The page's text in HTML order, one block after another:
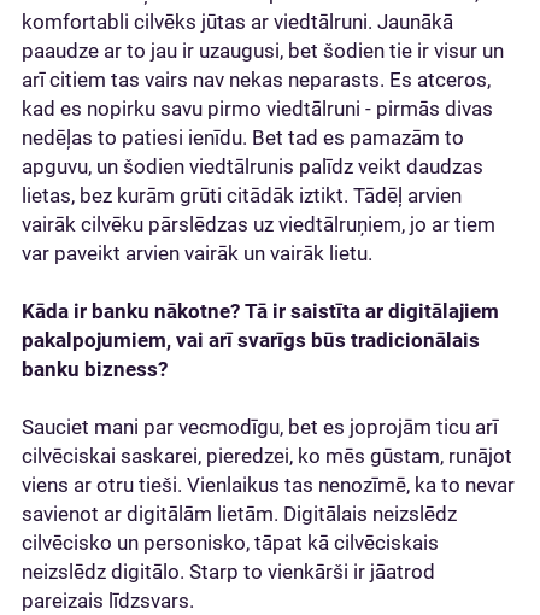
komfortabli cilvēks jūtas ar viedtālruni. Jaunākā
paaudze ar to jau ir uzaugusi, bet šodien tie ir visur un
arī citiem tas vairs nav nekas neparasts. Es atceros,
kad es nopirku savu pirmo viedtālruni - pirmās divas
nedēļas to patiesi ienīdu. Bet tad es pamazām to
apguvu, un šodien viedtālrunis palīdz veikt daudzas
lietas, bez kurām grūti citādāk iztikt. Tādēļ arvien
vairāk cilvēku pārslēdzas uz viedtālruņiem, jo ar tiem
var paveikt arvien vairāk un vairāk lietu.
Kāda ir banku nākotne? Tā ir saistīta ar digitālajiem
pakalpojumiem, vai arī svarīgs būs tradicionālais
banku bizness?
Sauciet mani par vecmodīgu, bet es joprojām ticu arī
cilvēciskai saskarei, pieredzei, ko mēs gūstam, runājot
viens ar otru tieši. Vienlaikus tas nenozīmē, ka to nevar
savienot ar digitālām lietām. Digitālais neizslēdz
cilvēcisko un personisko, tāpat kā cilvēciskais
neizslēdz digitālo. Starp to vienkārši ir jāatrod
pareizais līdzsvars.